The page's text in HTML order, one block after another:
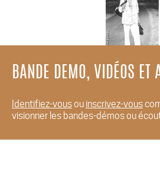
BANDE DEMO, VIDÉOS ET
Identifiez-vousou inscrivez-vous
visionner les bandes-démos ou